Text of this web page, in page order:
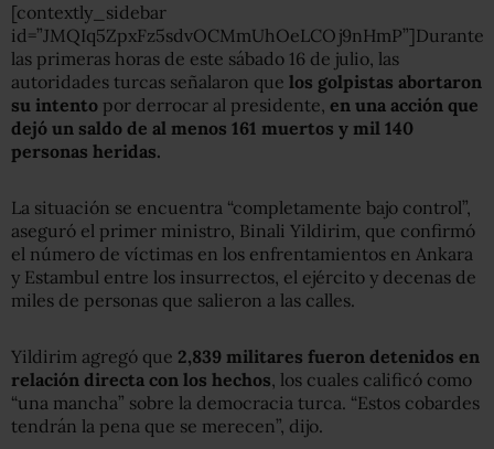
[contextly_sidebar
id=”JMQIq5ZpxFz5sdvOCMmUhOeLCOj9nHmP”]Durante
las primeras horas de este sábado 16 de julio, las
autoridades turcas señalaron que los golpistas abortaron
su intento por derrocar al presidente, en una acción que
dejó un saldo de al menos 161 muertos y mil 140
personas heridas.
La situación se encuentra “completamente bajo control”,
aseguró el primer ministro, Binali Yildirim, que confirmó
el número de víctimas en los enfrentamientos en Ankara
y Estambul entre los insurrectos, el ejército y decenas de
miles de personas que salieron a las calles.
Yildirim agregó que 2,839 militares fueron detenidos en
relación directa con los hechos, los cuales calificó como
“una mancha” sobre la democracia turca. “Estos cobardes
tendrán la pena que se merecen”, dijo.